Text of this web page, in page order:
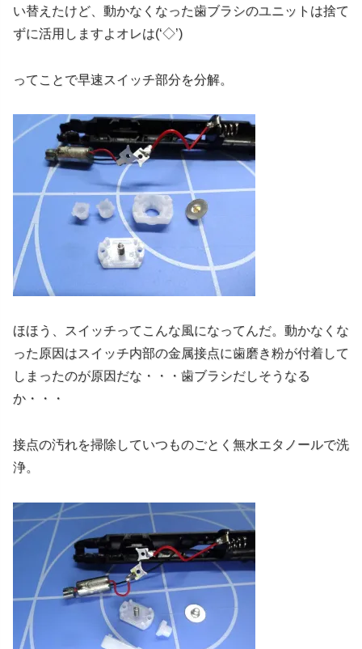
い替えたけど、動かなくなった歯ブラシのユニットは捨て
ずに活用しますよオレは(‘◇’)ゞ
ってことで早速スイッチ部分を分解。
ほほう、スイッチってこんな風になってんだ。動かなくな
った原因はスイッチ内部の金属接点に歯磨き粉が付着して
しまったのが原因だな・・・歯ブラシだしそうなる
か・・・
接点の汚れを掃除していつものごとく無水エタノールで洗
浄。